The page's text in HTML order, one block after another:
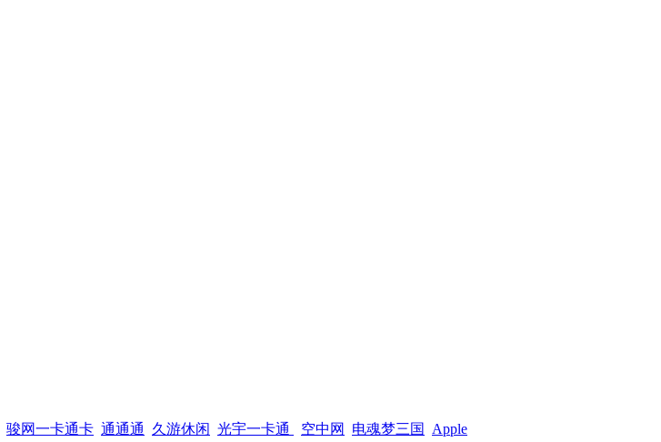
骏网一卡通卡 通通通 久游休闲 光宇一卡通 空中网 电魂梦三国 Apple